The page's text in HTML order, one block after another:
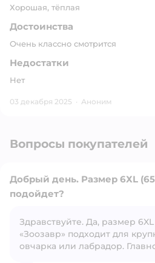
Хорошая, тёплая
Достоинства
Очень классно смотрится
Недостатки
Нет
03 декабря 2025 · Аноним
Вопросы покупателей
Добрый день. Размер 6ХL
подойдет?
Здравствуйте. Да, размер
«Зоозавр» подходит для
овчарка или лабрадор.